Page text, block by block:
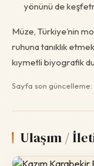
yönünü de
Müze, Türkiye’nin
ruhuna tanıklık
kıymetli biyografik
Sayfa son güncelleme:
Ulaşım /